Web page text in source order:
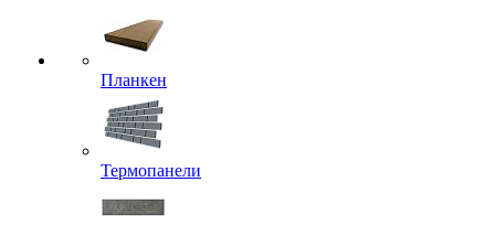
Планкен
Термопанели